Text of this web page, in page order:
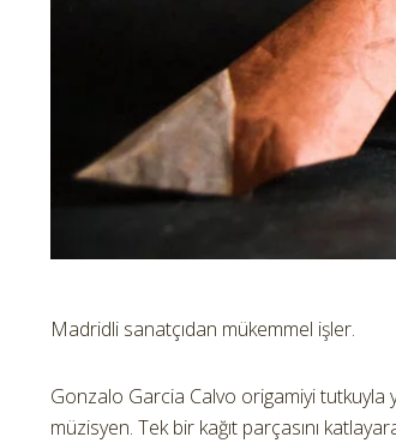
Madridli sanatçıdan mükemmel işler.
Gonzalo Garcia Calvo origamiyi
müzisyen. Tek bir kağıt parçasını